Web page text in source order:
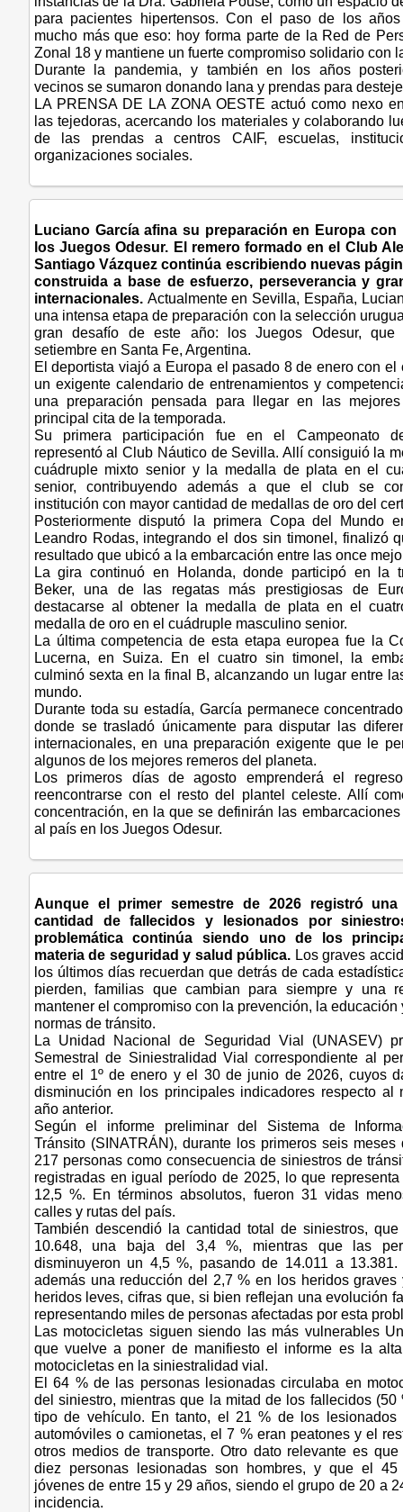
para pacientes hipertensos. Con el paso de los
mucho más que eso: hoy forma parte de la Red de
Zonal 18 y mantiene un fuerte compromiso solidario con
Durante la pandemia, y también en los años
vecinos se sumaron donando lana y prendas para
LA PRENSA DE LA ZONA OESTE actuó como nexo
las tejedoras, acercando los materiales y colaborando
de las prendas a centros CAIF, escuelas,
organizaciones sociales.
Luciano García afina su preparación en Europa con
los Juegos Odesur. El remero formado en el Club
Santiago Vázquez continúa escribiendo nuevas
construida a base de esfuerzo, perseverancia y
internacionales. Actualmente en Sevilla, España,
una intensa etapa de preparación con la selección
gran desafío de este año: los Juegos Odesur, que
setiembre en Santa Fe, Argentina.
El deportista viajó a Europa el pasado 8 de enero con el
un exigente calendario de entrenamientos y
una preparación pensada para llegar en las
principal cita de la temporada.
Su primera participación fue en el Campeonato
representó al Club Náutico de Sevilla. Allí consiguió la
cuádruple mixto senior y la medalla de plata en el
senior, contribuyendo además a que el club se
institución con mayor cantidad de medallas de oro del
Posteriormente disputó la primera Copa del Mundo
Leandro Rodas, integrando el dos sin timonel, finalizó
resultado que ubicó a la embarcación entre las once
La gira continuó en Holanda, donde participó en la
Beker, una de las regatas más prestigiosas de
destacarse al obtener la medalla de plata en el
medalla de oro en el cuádruple masculino senior.
La última competencia de esta etapa europea fue la
Lucerna, en Suiza. En el cuatro sin timonel, la
culminó sexta en la final B, alcanzando un lugar entre
mundo.
Durante toda su estadía, García permanece
donde se trasladó únicamente para disputar las
internacionales, en una preparación exigente que le
algunos de los mejores remeros del planeta.
Los primeros días de agosto emprenderá el
reencontrarse con el resto del plantel celeste. Allí
concentración, en la que se definirán las
al país en los Juegos Odesur.
Aunque el primer semestre de 2026 registró
cantidad de fallecidos y lesionados por
problemática continúa siendo uno de los
materia de seguridad y salud pública. Los graves
los últimos días recuerdan que detrás de cada
pierden, familias que cambian para siempre y una
mantener el compromiso con la prevención, la educación
normas de tránsito.
La Unidad Nacional de Seguridad Vial (UNASEV)
Semestral de Siniestralidad Vial correspondiente al
entre el 1º de enero y el 30 de junio de 2026, cuyos
disminución en los principales indicadores respecto al
año anterior.
Según el informe preliminar del Sistema de
Tránsito (SINATRÁN), durante los primeros seis
217 personas como consecuencia de siniestros de
registradas en igual período de 2025, lo que
12,5 %. En términos absolutos, fueron 31 vidas
calles y rutas del país.
También descendió la cantidad total de siniestros,
10.648, una baja del 3,4 %, mientras que las
disminuyeron un 4,5 %, pasando de 14.011 a
además una reducción del 2,7 % en los heridos
heridos leves, cifras que, si bien reflejan una evolución
representando miles de personas afectadas por esta
Las motocicletas siguen siendo las más vulnerables
que vuelve a poner de manifiesto el informe es la
motocicletas en la siniestralidad vial.
El 64 % de las personas lesionadas circulaba en
del siniestro, mientras que la mitad de los fallecidos (50
tipo de vehículo. En tanto, el 21 % de los lesionados
automóviles o camionetas, el 7 % eran peatones y el
otros medios de transporte. Otro dato relevante es
diez personas lesionadas son hombres, y que el 45
jóvenes de entre 15 y 29 años, siendo el grupo de 20 a
incidencia.